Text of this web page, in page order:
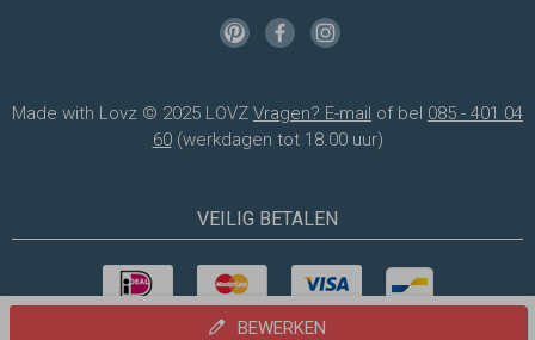
BEWERKEN
Made with Lovz © 2025 LOVZ Vragen? E-mail of bel 085 - 401 04
60(werkdagen tot 18.00 uur)
VEILIG BETALEN